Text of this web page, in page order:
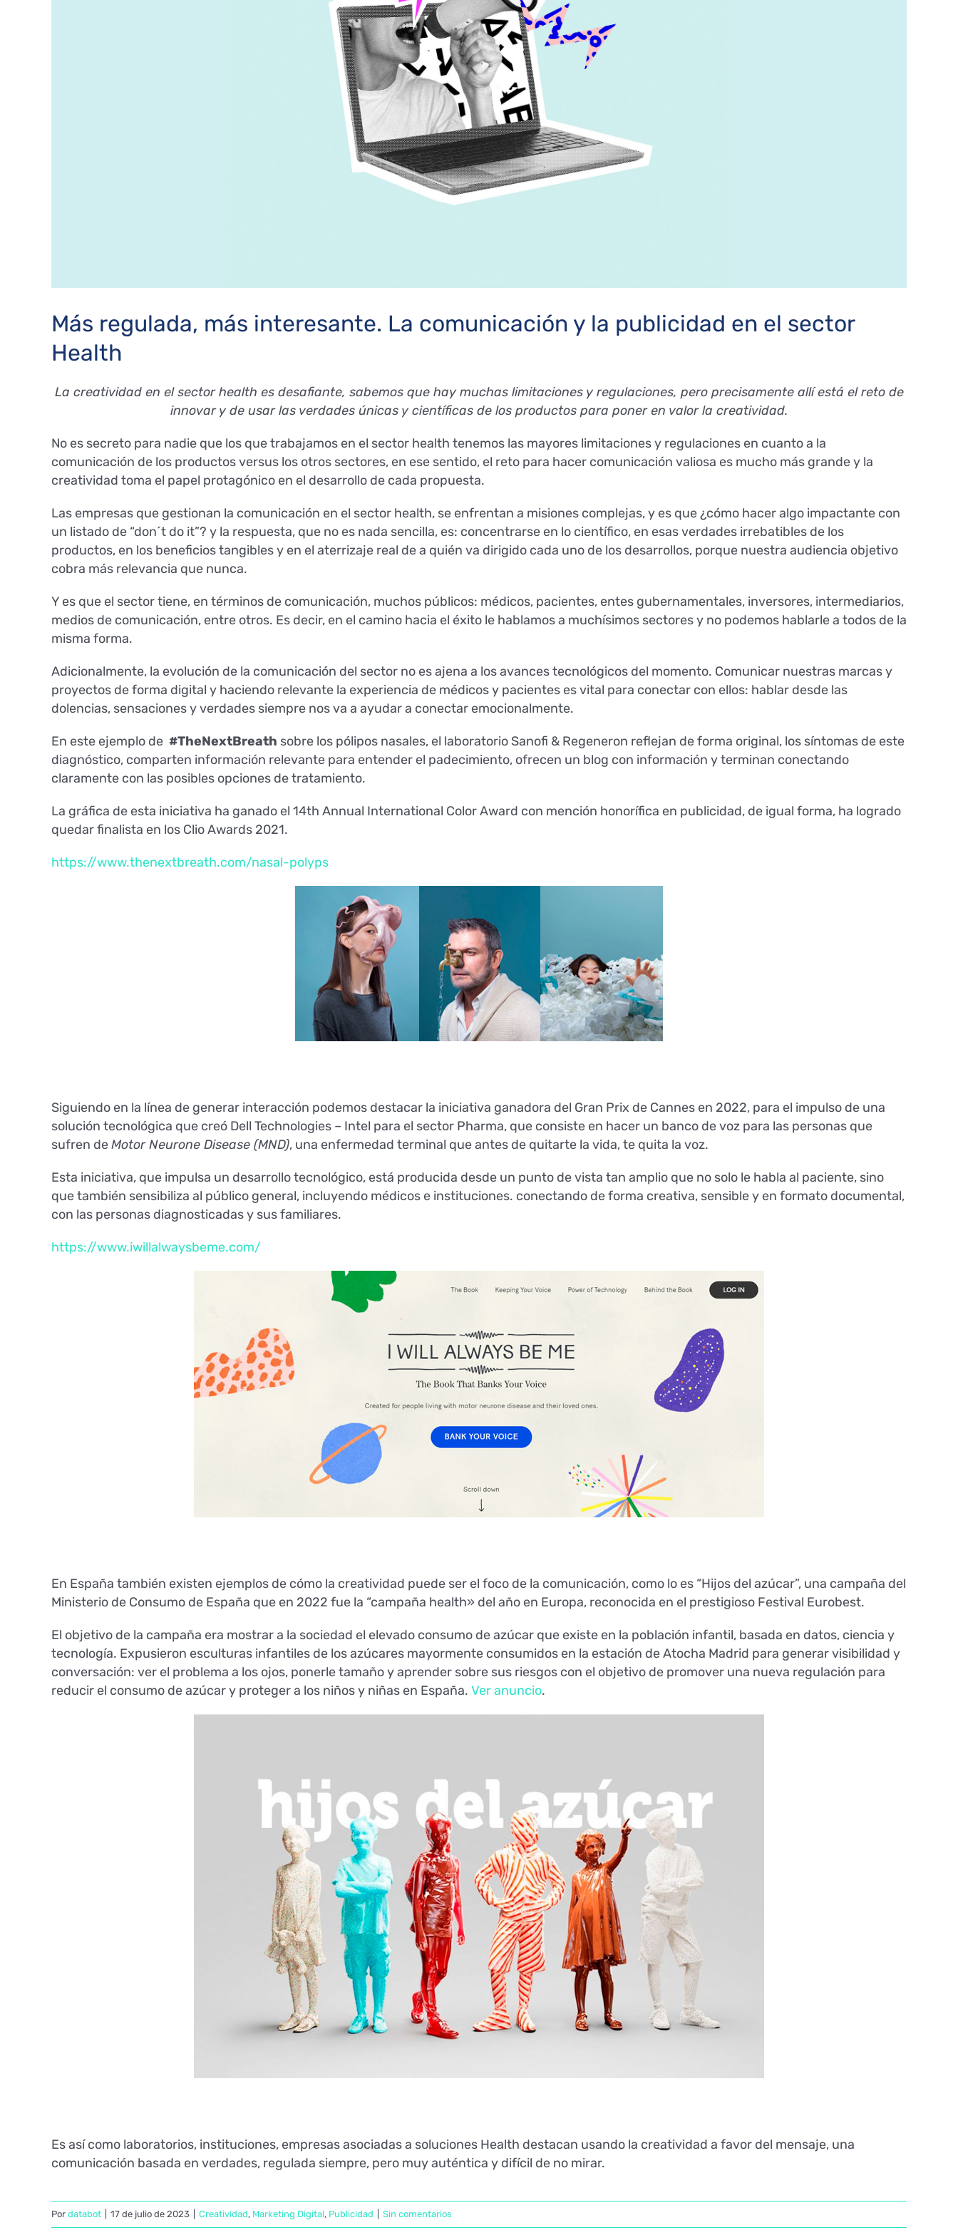
Más regulada, más interesante. La comunicación y la publicidad en el sector
Health
La creatividad en el sector health es desafiante, sabemos que hay muchas limitaciones y regulaciones, pero precisamente allí está el reto de
innovar y de usar las verdades únicas y científicas de los productos para poner en valor la creatividad.
No es secreto para nadie que los que trabajamos en el sector health tenemos las mayores limitaciones y regulaciones en cuanto a la
comunicación de los productos versus los otros sectores, en ese sentido, el reto para hacer comunicación valiosa es mucho más grande y la
creatividad toma el papel protagónico en el desarrollo de cada propuesta.
Las empresas que gestionan la comunicación en el sector health, se enfrentan a misiones complejas, y es que ¿cómo hacer algo impactante con
un listado de “don´t do it”? y la respuesta, que no es nada sencilla, es: concentrarse en lo científico, en esas verdades irrebatibles de los
productos, en los beneficios tangibles y en el aterrizaje real de a quién va dirigido cada uno de los desarrollos, porque nuestra audiencia objetivo
cobra más relevancia que nunca.
Y es que el sector tiene, en términos de comunicación, muchos públicos: médicos, pacientes, entes gubernamentales, inversores, intermediarios,
medios de comunicación, entre otros. Es decir, en el camino hacia el éxito le hablamos a muchísimos sectores y no podemos hablarle a todos de la
misma forma.
Adicionalmente, la evolución de la comunicación del sector no es ajena a los avances tecnológicos del momento. Comunicar nuestras marcas y
proyectos de forma digital y haciendo relevante la experiencia de médicos y pacientes es vital para conectar con ellos: hablar desde las
dolencias, sensaciones y verdades siempre nos va a ayudar a conectar emocionalmente.
En este ejemplo de #TheNextBreath sobre los pólipos nasales, el laboratorio Sanofi & Regeneron reflejan de forma original, los síntomas de este
diagnóstico, comparten información relevante para entender el padecimiento, ofrecen un blog con información y terminan conectando
claramente con las posibles opciones de tratamiento.
La gráfica de esta iniciativa ha ganado el 14th Annual International Color Award con mención honorífica en publicidad, de igual forma, ha logrado
quedar finalista en los Clio Awards 2021.
https://www.thenextbreath.com/nasal-polyps
Siguiendo en la línea de generar interacción podemos destacar la iniciativa ganadora del Gran Prix de Cannes en 2022, para el impulso de una
solución tecnológica que creó Dell Technologies – Intel para el sector Pharma, que consiste en hacer un banco de voz para las personas que
sufren deMotor Neurone Disease (MND), una enfermedad terminal que antes de quitarte la vida, te quita la voz.
Esta iniciativa, que impulsa un desarrollo tecnológico, está producida desde un punto de vista tan amplio que no solo le habla al paciente, sino
que también sensibiliza al público general, incluyendo médicos e instituciones. conectando de forma creativa, sensible y en formato documental,
con las personas diagnosticadas y sus familiares.
https://www.iwillalwaysbeme.com/
En España también existen ejemplos de cómo la creatividad puede ser el foco de la comunicación, como lo es “Hijos del azúcar”, una campaña del
Ministerio de Consumo de España que en 2022 fue la “campaña health» del año en Europa, reconocida en el prestigioso Festival Eurobest.
El objetivo de la campaña era mostrar a la sociedad el elevado consumo de azúcar que existe en la población infantil, basada en datos, ciencia y
tecnología. Expusieron esculturas infantiles de los azúcares mayormente consumidos en la estación de Atocha Madrid para generar visibilidad y
conversación: ver el problema a los ojos, ponerle tamaño y aprender sobre sus riesgos con el objetivo de promover una nueva regulación para
reducir el consumo de azúcar y proteger a los niños y niñas en España. Ver anuncio.
Es así como laboratorios, instituciones, empresas asociadas a soluciones Health destacan usando la creatividad a favor del mensaje, una
comunicación basada en verdades, regulada siempre, pero muy auténtica y difícil de no mirar.
Por databot 17 de julio de 2023 Creatividad, Marketing Digital, Publicidad Sin comentarios